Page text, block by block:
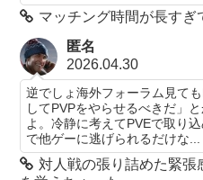
マッチング時間が長すぎ
匿名
2026.04.30
逆でしょ海外フォーラム見て
してPVPをやらせるべきだ」
よ。冷静に考えてPVEで取り
で他ゲーに逃げられるだけな...
対人戦の張り詰めた緊張